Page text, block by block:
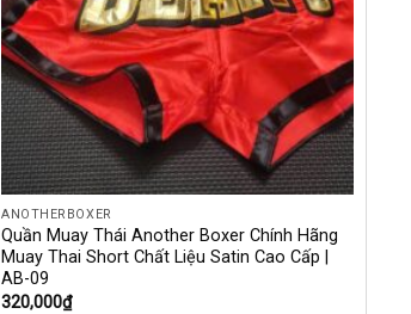
ANOTHERBOXER
Quần Muay Thái Another Boxer Chính Hãng
Muay Thai Short Chất Liệu Satin Cao Cấp |
AB-09
320,000₫